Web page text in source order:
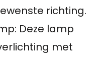
richting.
Deze lamp
met